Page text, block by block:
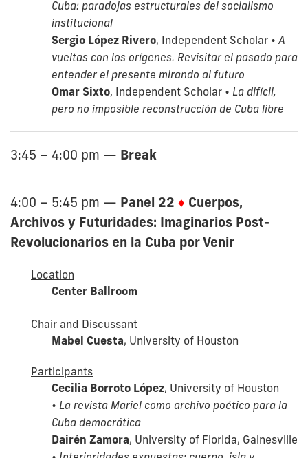
Cuba: paradojas estructurales del socialismo
institucional
Sergio López Rivero, Independent Scholar • A
vueltas con los orígenes. Revisitar el pasado para
entender el presente mirando al futuro
Omar Sixto, Independent Scholar • La difícil,
pero no imposible reconstrucción de Cuba libre
3:45 – 4:00 pm — Break
4:00 – 5:45 pm — Panel 22 ♦ Cuerpos,
Archivos y Futuridades: Imaginarios Post-
Revolucionarios en la Cuba por Venir
Location
Center Ballroom
Chair and Discussant
Mabel Cuesta, University of Houston
Participants
Cecilia Borroto López, University of Houston
• La revista Mariel como archivo poético para la
Cuba democrática
Dairén Zamora, University of Florida, Gainesville